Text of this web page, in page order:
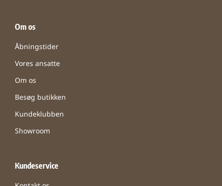
Om os
Åbningstider
Vores ansatte
Om os
Besøg butikken
Kundeklubben
Showroom
Kundeservice